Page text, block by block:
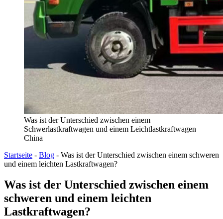
Was ist der Unterschied zwischen einem
Schwerlastkraftwagen und einem Leichtlastkraftwagen
China
Startseite - Blog - Was ist der Unterschied zwischen einem schweren
und einem leichten Lastkraftwagen?
Was ist der Unterschied zwischen einem
schweren und einem leichten
Lastkraftwagen?